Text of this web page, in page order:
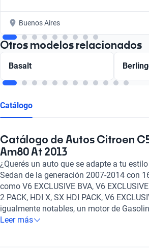
Buenos Aires
Otros modelos relacionados
Basalt
Catálogo
Catálogo de Autos Citroen C5
Am80 At 2013
¿Querés un auto que se adapte a tu
Sedan de la generación 2007-2014 con
como V6 EXCLUSIVE BVA, V6
2 PACK, HDI X, SX HDI PACK, V6
igualmente notables, un motor de
de 3, 2, 1.6 litros de capacidad, y la
Leer más